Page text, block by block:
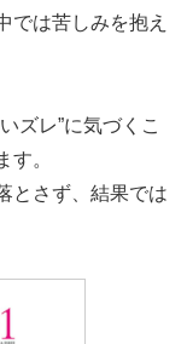
では苦しみを抱え
ズレ”に気づくこ
す。
とさず、結果では